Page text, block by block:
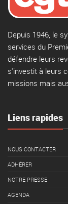
Depuis 1946, le
services du
défendre leurs
s'investit à leurs
missions mais
Liens rapides
NOUS CONTACTER
ADHÉRER
NOTRE PRESSE
AGENDA